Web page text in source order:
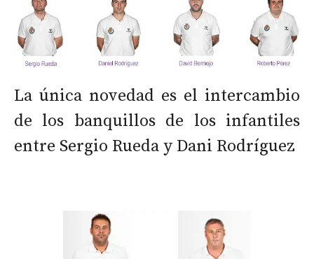
La única novedad es el intercambio
de los banquillos de los infantiles
entre Sergio Rueda y Dani Rodríguez